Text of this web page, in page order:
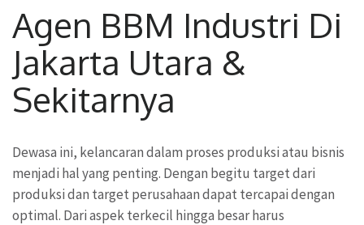
Agen BBM Industri Di
Jakarta Utara &
Sekitarnya
Dewasa ini, kelancaran dalam proses produksi atau bisnis
menjadi hal yang penting. Dengan begitu target dari
produksi dan target perusahaan dapat tercapai dengan
optimal. Dari aspek terkecil hingga besar harus